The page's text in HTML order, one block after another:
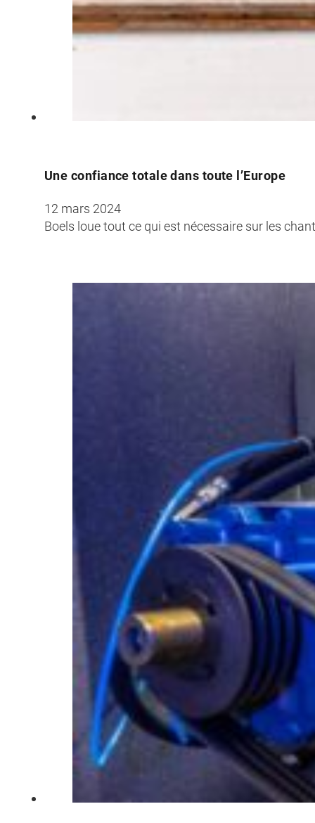
Une confiance totale dans toute l’Europe
12 mars 2024
Boels loue tout ce qui est nécessaire sur les